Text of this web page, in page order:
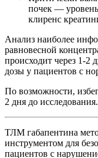
почек —
клиренс
Анализ наиболее
равновесной
происходит через 1-2
дозы у пациентов с
По возможности,
2 дня до исследования.
ТЛМ габапентина
инструментом для
пациентов с